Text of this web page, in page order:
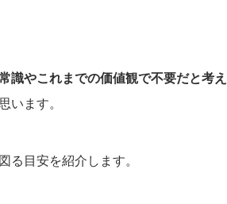
識やこれまでの価値観で不要だと考え
います。
る目安を紹介します。